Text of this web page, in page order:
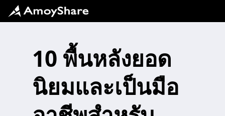
10 พื้นหลังยอด
นิยมและเป็นมือ